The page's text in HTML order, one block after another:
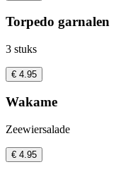
Torpedo garnalen
3 stuks
€ 4.95
Wakame
Zeewiersalade
€ 4.95